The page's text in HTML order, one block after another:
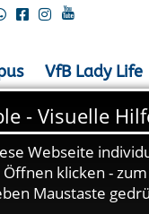
VfB Lady Life